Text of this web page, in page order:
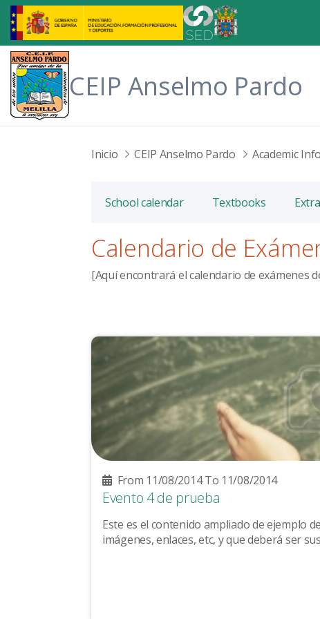
Skip to Main Content
CEIP Anselmo Pardo
Inicio CEIP Anselmo Pardo Academic
School calendar Textbooks
Calendario de
[Aquí encontrará el calendario de exámenes
From 11/08/2014 To 11/08/2014
Evento 4 de prueba
Este es el contenido ampliado de ejemplo
imágenes, enlaces, etc, y que deberá ser